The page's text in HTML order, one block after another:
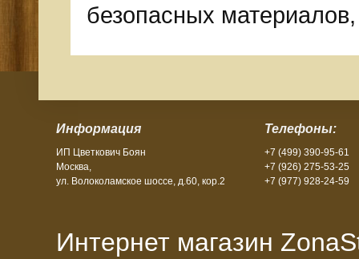
безопасных
Информация
ИП Цветкович Боян
Москва,
ул. Волоколамское шоссе, д.60, кор.2
Телефоны:
+7 (499) 390-95-61
+7 (926) 275-53-25
+7 (977) 928-24-59
Интернет магазин